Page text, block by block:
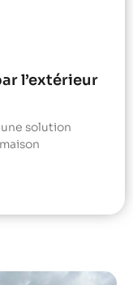
l’extérieur
solution